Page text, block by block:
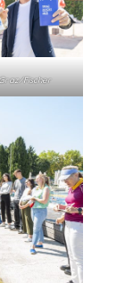
Fischer